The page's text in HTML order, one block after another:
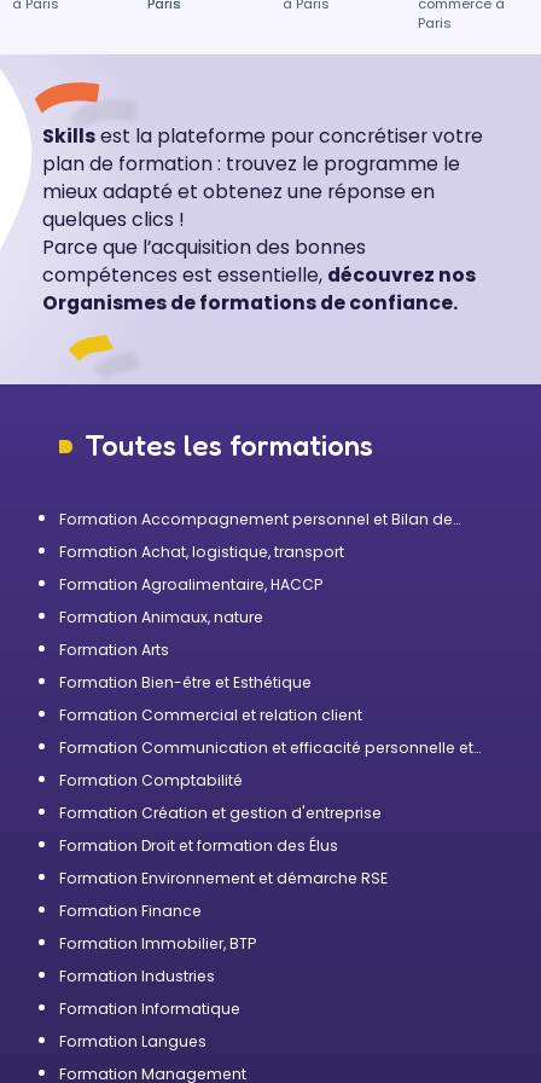
Paris
Skillsest la plateforme pour concrétiser votre
plan de formation : trouvez le programme le
mieux adapté et obtenez une réponse en
quelques clics !
Parce que l’acquisition des bonnes
compétences est essentielle, découvrez nos
Organismes de formations de confiance.
Toutes les formations
Formation Accompagnement personnel et Bilan de
Formation Achat, logistique, transport
Formation Agroalimentaire, HACCP
Formation Animaux, nature
Formation Arts
Formation Bien-être et Esthétique
Formation Commercial et relation client
Formation Communication et efficacité personnelle et
Formation Comptabilité
Formation Création et gestion d'entreprise
Formation Droit et formation des Élus
Formation Environnement et démarche RSE
Formation Finance
Formation Immobilier, BTP
Formation Industries
Formation Informatique
Formation Langues
Formation Management